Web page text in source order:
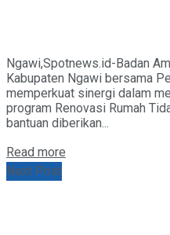
Ngawi,Spotnews.id-Badan
Kabupaten Ngawi bersama
memperkuat sinergi dalam
program Renovasi Rumah
bantuan diberikan...
Read more
Next Post